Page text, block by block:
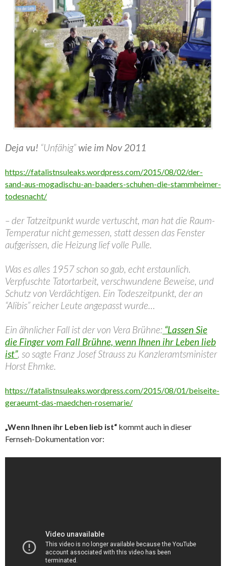
Deja vu! “Unfähig” wie im Nov 2011
https://fatalistnsuleaks.wordpress.com/2015/08/02/der-
sand-aus-mogadischu-an-baaders-schuhen-die-stammheimer-
todesnacht/
– der Tatzeitpunkt wurde vertuscht, man hat die Raum-
Temperatur nicht gemessen, statt dessen das Fenster
aufgerissen, die Heizung lief volle Pulle.
Was es alles 1957 schon so gab, echt erstaunlich.
Verpfuschte Tatortarbeit, verschwundene Beweise, und
Schutz von Verdächtigen. Ein Todeszeitpunkt, der an
“Alibis” reicher Leute angepasst wurde…
Ein ähnlicher Fall ist der von Vera Brühne: “Lassen Sie
die Finger vom Fall Brühne, wenn Ihnen ihr Leben lieb
ist”, so sagte Franz Josef Strauss zu Kanzleramtsminister
Horst Ehmke.
https://fatalistnsuleaks.wordpress.com/2015/08/01/beiseite-
geraeumt-das-maedchen-rosemarie/
„Wenn Ihnen ihr Leben lieb ist“ kommt auch in dieser
Fernseh-Dokumentation vor: